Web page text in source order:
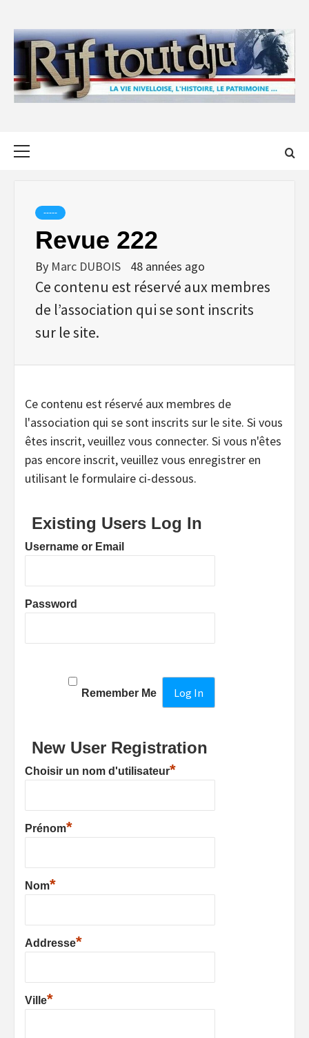
content
-----
Revue 222
By Marc DUBOIS 48 années ago
Ce contenu est réservé aux membres
de l’association qui se sont inscrits
sur le site.
Ce contenu est réservé aux membres de
l'association qui se sont inscrits sur le site. Si vous
êtes inscrit, veuillez vous connecter. Si vous n'êtes
pas encore inscrit, veuillez vous enregistrer en
utilisant le formulaire ci-dessous.
Existing Users Log In
Username or Email
Password
Remember Me
New User Registration
Choisir un nom d'utilisateur*
Prénom*
Nom*
Addresse*
Ville*